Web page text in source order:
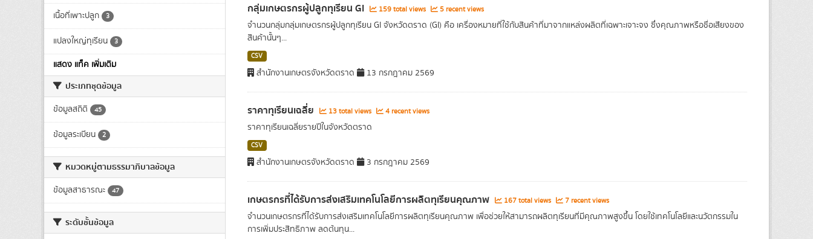
เนื้อที่เพาะปลูก 3
แปลงใหญ่ทุเรียน 3
แสดง แท็ค เพิ่มเติม
ประเภทชุดข้อมูล
ข้อมูลสถิติ 45
ข้อมูลระเบียน 2
หมวดหมู่ตามธรรมาภิบาลข้อมูล
ข้อมูลสาธารณะ 47
ระดับชั้นข้อมูล
กลุ่มเกษตรกรผู้ปลูกทุเรียน GI 159 total views 5 recent views
จำนวนกลุ่มกลุ่มเกษตรกรผู้ปลูกทุเรียน GI จังหวัดตราด (GI) คือ เครื่องหมายที่ใช้กับสินค้าที่มาจากแหล่งผลิตที่เฉพาะเจาะจง ซึ่งคุณภาพหรือชื่อเสียงของ
สินค้านั้นๆ...
CSV
สำนักงานเกษตรจังหวัดตราด 13 กรกฎาคม 2569
ราคาทุเรียนเฉลี่ย 13 total views 4 recent views
ราคาทุเรียนเฉลี่ยรายปีในจังหวัดตราด
CSV
สำนักงานเกษตรจังหวัดตราด 3 กรกฎาคม 2569
เกษตรกรที่ได้รับการส่งเสริมเทคโนโลยีการผลิตทุเรียนคุณภาพ 167 total views 7 recent views
จำนวนเกษตรกรที่ได้รับการส่งเสริมเทคโนโลยีการผลิตทุเรียนคุณภาพ เพื่อช่วยให้สามารถผลิตทุเรียนที่มีคุณภาพสูงขึ้น โดยใช้เทคโนโลยีและนวัตกรรมใน
การเพิ่มประสิทธิภาพ ลดต้นทุน...